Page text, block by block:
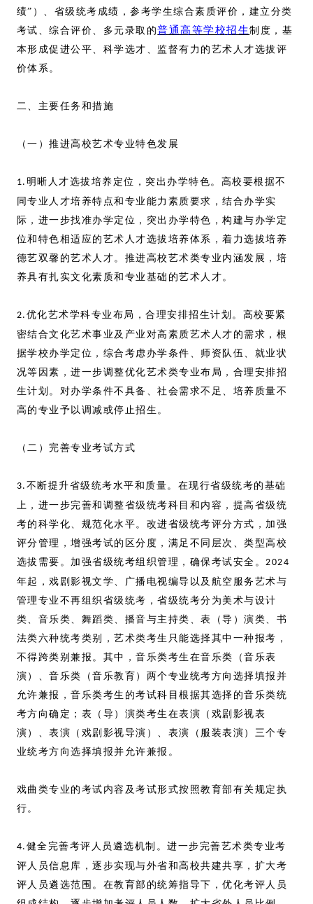
绩”）、省级统考成绩，参考学生综合素质评价，建立分类
考试、综合评价、多元录取的普通高等学校招生制度，基
本形成促进公平、科学选才、监督有力的艺术人才选拔评
价体系。
二、主要任务和措施
（一）推进高校艺术专业特色发展
1. 明晰人才选拔培养定位，突出办学特色。高校要根据不
同专业人才培养特点和专业能力素质要求，结合办学实
际，进一步找准办学定位，突出办学特色，构建与办学定
位和特色相适应的艺术人才选拔培养体系，着力选拔培养
德艺双馨的艺术人才。推进高校艺术类专业内涵发展，培
养具有扎实文化素质和专业基础的艺术人才。
2. 优化艺术学科专业布局，合理安排招生计划。高校要紧
密结合文化艺术事业及产业对高素质艺术人才的需求，根
据学校办学定位，综合考虑办学条件、师资队伍、就业状
况等因素，进一步调整优化艺术类专业布局，合理安排招
生计划。对办学条件不具备、社会需求不足、培养质量不
高的专业予以调减或停止招生。
（二）完善专业考试方式
3. 不断提升省级统考水平和质量。在现行省级统考的基础
上，进一步完善和调整省级统考科目和内容，提高省级统
考的科学化、规范化水平。改进省级统考评分方式，加强
评分管理，增强考试的区分度，满足不同层次、类型高校
选拔需要。加强省级统考组织管理，确保考试安全。2024
年起，戏剧影视文学、广播电视编导以及航空服务艺术与
管理专业不再组织省级统考，省级统考分为美术与设计
类、音乐类、舞蹈类、播音与主持类、表（导）演类、书
法类六种统考类别，艺术类考生只能选择其中一种报考，
不得跨类别兼报。其中，音乐类考生在音乐类（音乐表
演）、音乐类（音乐教育）两个专业统考方向选择填报并
允许兼报，音乐类考生的考试科目根据其选择的音乐类统
考方向确定；表（导）演类考生在表演（戏剧影视表
演）、表演（戏剧影视导演）、表演（服装表演）三个专
业统考方向选择填报并允许兼报。
戏曲类专业的考试内容及考试形式按照教育部有关规定执
行。
4. 健全完善考评人员遴选机制。进一步完善艺术类专业考
评人员信息库，逐步实现与外省和高校共建共享，扩大考
评人员遴选范围。在教育部的统筹指导下，优化考评人员